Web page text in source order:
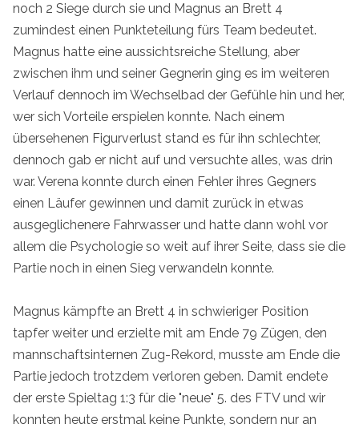
noch 2 Siege durch sie und Magnus an Brett 4
zumindest einen Punkteteilung fürs Team bedeutet.
Magnus hatte eine aussichtsreiche Stellung, aber
zwischen ihm und seiner Gegnerin ging es im weiteren
Verlauf dennoch im Wechselbad der Gefühle hin und her,
wer sich Vorteile erspielen konnte. Nach einem
übersehenen Figurverlust stand es für ihn schlechter,
dennoch gab er nicht auf und versuchte alles, was drin
war. Verena konnte durch einen Fehler ihres Gegners
einen Läufer gewinnen und damit zurück in etwas
ausgeglichenere Fahrwasser und hatte dann wohl vor
allem die Psychologie so weit auf ihrer Seite, dass sie die
Partie noch in einen Sieg verwandeln konnte.
Magnus kämpfte an Brett 4 in schwieriger Position
tapfer weiter und erzielte mit am Ende 79 Zügen, den
mannschaftsinternen Zug-Rekord, musste am Ende die
Partie jedoch trotzdem verloren geben. Damit endete
der erste Spieltag 1:3 für die "neue" 5. des FTV und wir
konnten heute erstmal keine Punkte, sondern nur an